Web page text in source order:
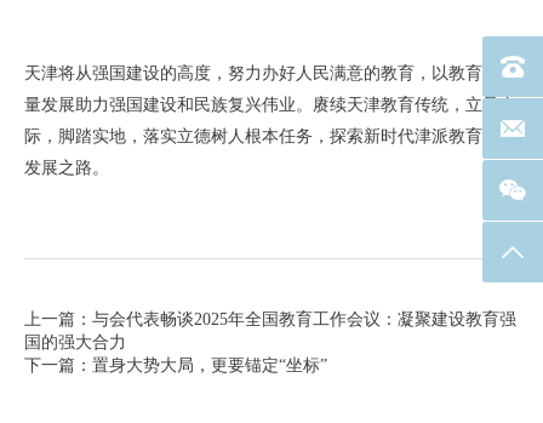
天津将从强国建设的高度，努力办好人民满意的教育，以教育高质
量发展助力强国建设和民族复兴伟业。赓续天津教育传统，立足实
际，脚踏实地，落实立德树人根本任务，探索新时代津派教育家的
发展之路。
上一篇：与会代表畅谈2025年全国教育工作会议：凝聚建设教育强
国的强大合力
下一篇：置身大势大局，更要锚定“坐标”
电话
联系
返回